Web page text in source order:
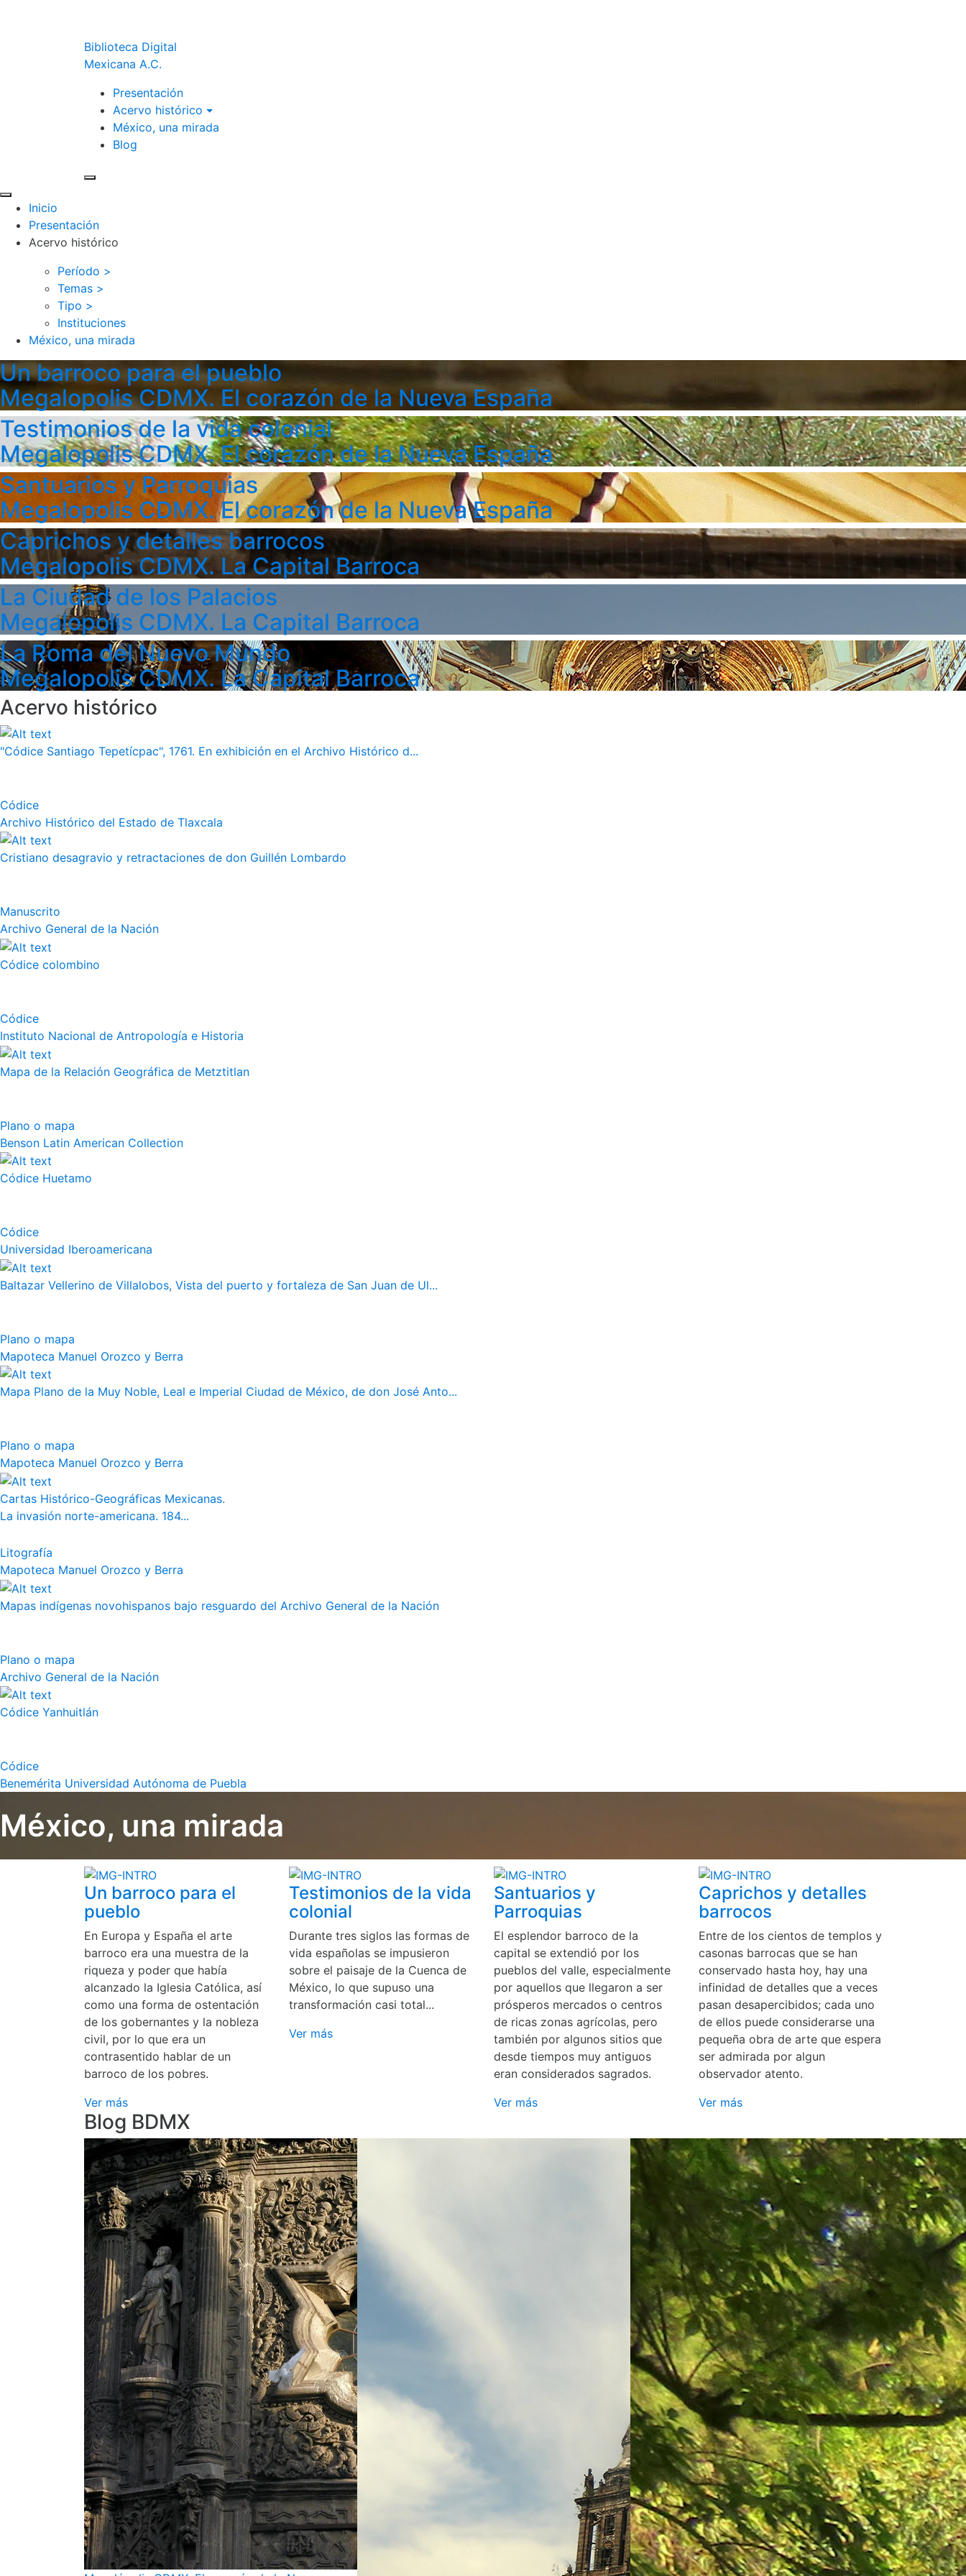
Biblioteca Digital
Mexicana A.C.
Presentación
Acervo histórico
México, una mirada
Blog
Inicio
Presentación
Acervo histórico
Período >
Temas >
Tipo >
Instituciones
México, una mirada
Un barroco para el pueblo
Megalopolis CDMX. El corazón de la Nueva España
Testimonios de la vida colonial
Megalopolis CDMX. El corazón de la Nueva España
Santuarios y Parroquias
Megalopolis CDMX. El corazón de la Nueva España
Caprichos y detalles barrocos
Megalopolis CDMX. La Capital Barroca
La Ciudad de los Palacios
Megalopolis CDMX. La Capital Barroca
La Roma del Nuevo Mundo
Megalopolis CDMX. La Capital Barroca
Acervo histórico
"Códice Santiago Tepetícpac", 1761. En exhibición en el Archivo Histórico d...
Códice
Archivo Histórico del Estado de Tlaxcala
Cristiano desagravio y retractaciones de don Guillén Lombardo
Manuscrito
Archivo General de la Nación
Códice colombino
Códice
Instituto Nacional de Antropología e Historia
Mapa de la Relación Geográfica de Metztitlan
Plano o mapa
Benson Latin American Collection
Códice Huetamo
Códice
Universidad Iberoamericana
Baltazar Vellerino de Villalobos, Vista del puerto y fortaleza de San Juan de Ul...
Plano o mapa
Mapoteca Manuel Orozco y Berra
Mapa Plano de la Muy Noble, Leal e Imperial Ciudad de México, de don José Anto...
Plano o mapa
Mapoteca Manuel Orozco y Berra
Cartas Histórico-Geográficas Mexicanas.
La invasión norte-americana. 184...
Litografía
Mapoteca Manuel Orozco y Berra
Mapas indígenas novohispanos bajo resguardo del Archivo General de la Nación
Plano o mapa
Archivo General de la Nación
Códice Yanhuitlán
Códice
Benemérita Universidad Autónoma de Puebla
México, una mirada
Un barroco para el
pueblo
En Europa y España el arte
barroco era una muestra de la
riqueza y poder que había
alcanzado la Iglesia Católica, así
como una forma de ostentación
de los gobernantes y la nobleza
civil, por lo que era un
contrasentido hablar de un
barroco de los pobres.
Ver más
Testimonios de la vida
colonial
Durante tres siglos las formas de
vida españolas se impusieron
sobre el paisaje de la Cuenca de
México, lo que supuso una
transformación casi total...
Ver más
Santuarios y
Parroquias
El esplendor barroco de la
capital se extendió por los
pueblos del valle, especialmente
por aquellos que llegaron a ser
prósperos mercados o centros
de ricas zonas agrícolas, pero
también por algunos sitios que
desde tiempos muy antiguos
eran considerados sagrados.
Ver más
Caprichos y detalles
barrocos
Entre de los cientos de templos y
casonas barrocas que se han
conservado hasta hoy, hay una
infinidad de detalles que a veces
pasan desapercibidos; cada uno
de ellos puede considerarse una
pequeña obra de arte que espera
ser admirada por algun
observador atento.
Ver más
Blog BDMX